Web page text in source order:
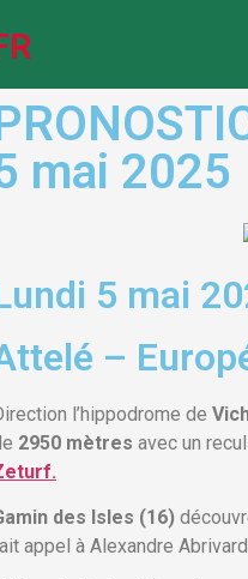
mai 2025
5 mai
–
l’hippodrome de
2950 mètres avec un
des Isles (16)
appel à Alexandre